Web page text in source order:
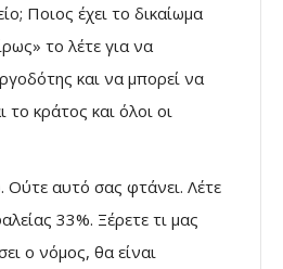
Ποιος έχει το δικαίωμα
το λέτε για να
και να μπορεί να
το κράτος και όλοι οι
Ούτε αυτό σας φτάνει. Λέτε
33%. Ξέρετε τι μας
ο νόμος, θα είναι